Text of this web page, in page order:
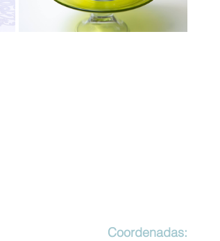
Coordenadas: